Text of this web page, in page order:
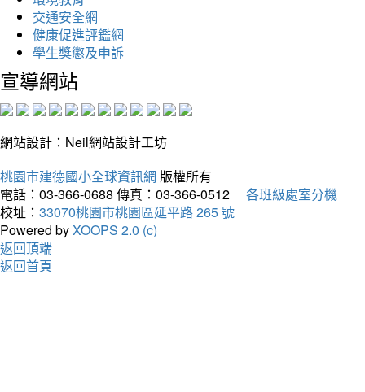
交通安全網
健康促進評鑑網
學生獎懲及申訴
宣導網站
網站設計：Neil網站設計工坊
桃園市建德國小全球資訊網 版權所有
電話：03-366-0688 傳真：03-366-0512
各班級處室分機
校址： 33070桃園市桃園區延平路 265 號
Powered byXOOPS 2.0 (c)
返回頂端
返回首頁